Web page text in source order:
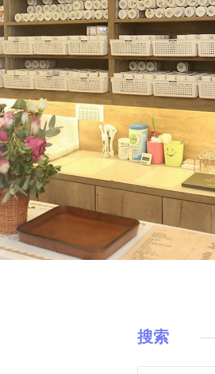
搜索